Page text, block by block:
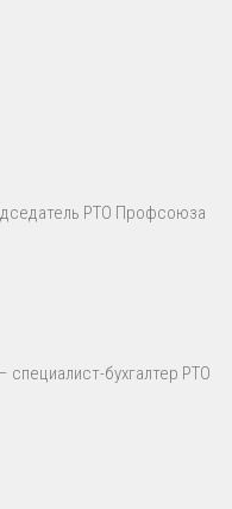
РТО Профсоюза
– специалист-бухгалтер РТО